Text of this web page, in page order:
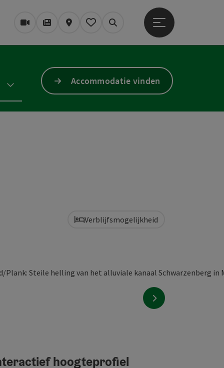
WebcamsTijdschrift/Blog
KaartMijn notitieblok
Zoek op
Startmenu openen
Accommodatie vinden
nächstes Element
Verblijfsmogelijkheid
hoogteprofiel